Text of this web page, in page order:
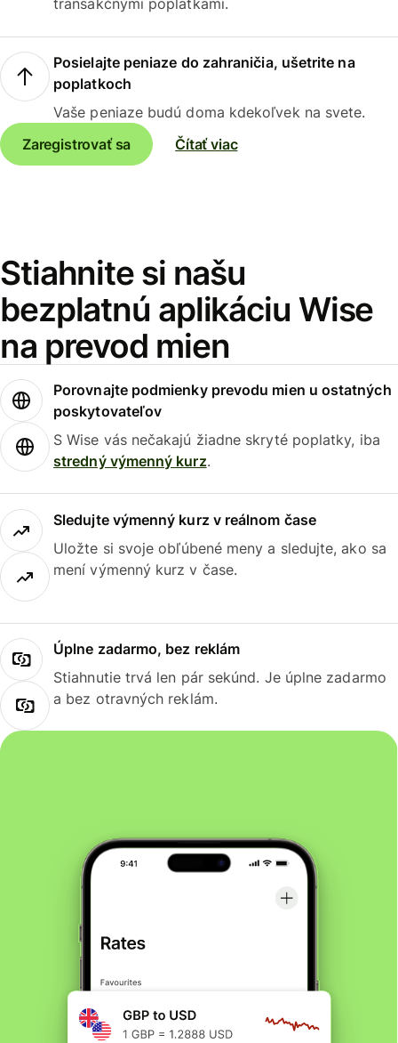
transakčnými poplatkami.
Posielajte peniaze do zahraničia, ušetrite na
poplatkoch
Vaše peniaze budú doma kdekoľvek na svete.
Zaregistrovať sa
Čítať viac
Stiahnite si našu
bezplatnú aplikáciu Wise
na prevod mien
Porovnajte podmienky prevodu mien u ostatných
poskytovateľov
S Wise vás nečakajú žiadne skryté poplatky, iba
stredný výmenný kurz.
Sledujte výmenný kurz v reálnom čase
Uložte si svoje obľúbené meny a sledujte, ako sa
mení výmenný kurz v čase.
Úplne zadarmo, bez reklám
Stiahnutie trvá len pár sekúnd. Je úplne zadarmo
a bez otravných reklám.